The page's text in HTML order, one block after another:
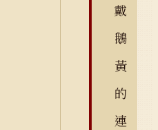
戴
鵝
黃
的
連